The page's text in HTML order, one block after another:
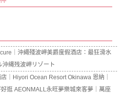
｜沖繩殘波岬美爵度假酒店：最狂滑水
縄残波岬リゾート
｜Hiyori Ocean Resort Okinawa 恩納｜
逛 AEONMALL永旺夢樂城來客夢｜萬座